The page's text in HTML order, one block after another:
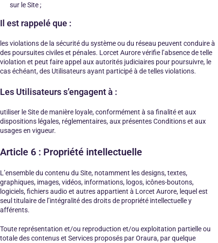
sur le Site ;
Il est rappelé que :
les violations de la sécurité du système ou du réseau peuvent conduire à
des poursuites civiles et pénales. Lorcet Aurore vérifie l’absence de telle
violation et peut faire appel aux autorités judiciaires pour poursuivre, le
cas échéant, des Utilisateurs ayant participé à de telles violations.
Les Utilisateurs s’engagent à :
utiliser le Site de manière loyale, conformément à sa finalité et aux
dispositions légales, réglementaires, aux présentes Conditions et aux
usages en vigueur.
Article 6 : Propriété intellectuelle
L’ensemble du contenu du Site, notamment les designs, textes,
graphiques, images, vidéos, informations, logos, icônes-boutons,
logiciels, fichiers audio et autres appartient à Lorcet Aurore, lequel est
seul titulaire de l’intégralité des droits de propriété intellectuelle y
afférents.
Toute représentation et/ou reproduction et/ou exploitation partielle ou
totale des contenus et Services proposés par Oraura, par quelque